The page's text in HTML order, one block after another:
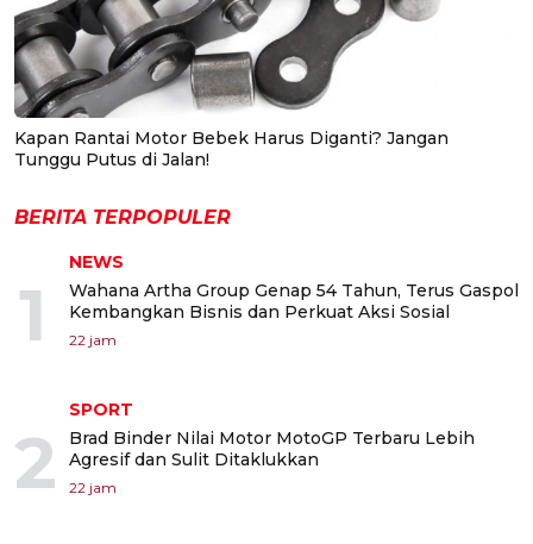
Kapan Rantai Motor Bebek Harus Diganti? Jangan
Tunggu Putus di Jalan!
BERITA TERPOPULER
1
NEWS
Wahana Artha Group Genap 54 Tahun, Terus Gaspol
Kembangkan Bisnis dan Perkuat Aksi Sosial
22 jam
2
SPORT
Brad Binder Nilai Motor MotoGP Terbaru Lebih
Agresif dan Sulit Ditaklukkan
22 jam